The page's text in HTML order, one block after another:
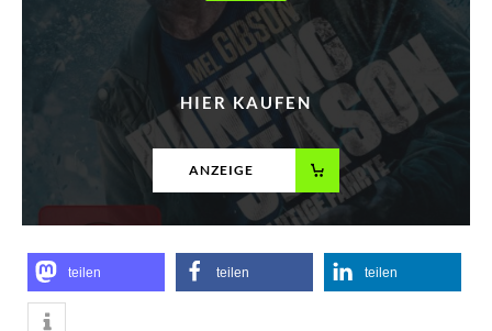
HIER KAUFEN
ANZEIGE
teilen teilen teilen